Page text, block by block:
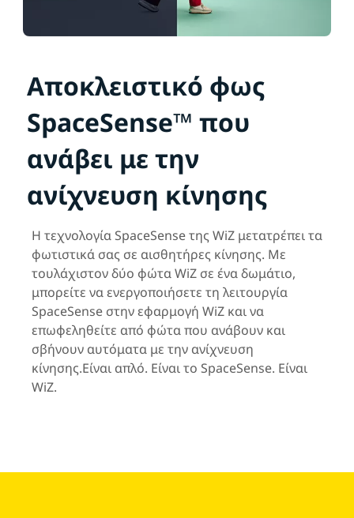
Αποκλειστικό φως
SpaceSense™ που
ανάβει με την
ανίχνευση κίνησης
Η τεχνολογία SpaceSense της WiZ μετατρέπει τα
φωτιστικά σας σε αισθητήρες κίνησης. Με
τουλάχιστον δύο φώτα WiZ σε ένα δωμάτιο,
μπορείτε να ενεργοποιήσετε τη λειτουργία
SpaceSense στην εφαρμογή WiZ και να
επωφεληθείτε από φώτα που ανάβουν και
σβήνουν αυτόματα με την ανίχνευση
κίνησης.Είναι απλό. Είναι το SpaceSense. Είναι
WiZ.